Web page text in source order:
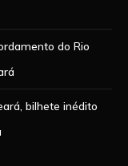
do Rio
bilhete inédito